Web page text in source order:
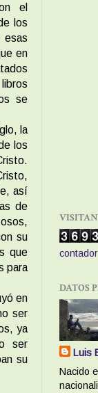
el
los
esas
en
se
la
los
así
de
su
que
para
en
ser
ya
ser
su
DATOS
Luis
Nacido